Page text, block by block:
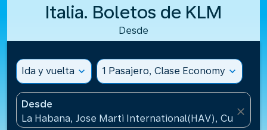
Italia. Boletos de KLM
Desde
Ida y vuelta expand_more 1 Pasajero, Clase Economy expand_more
Desde
La Habana, Jose Marti International(HAV), Cuba
close